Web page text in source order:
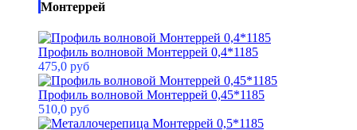
Монтеррей
Профиль волновой Монтеррей 0,4*1185
475,0 руб
Профиль волновой Монтеррей 0,45*1185
510,0 руб